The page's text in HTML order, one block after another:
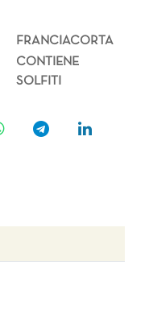
FRANCIACORTA
CONTIENE
SOLFITI